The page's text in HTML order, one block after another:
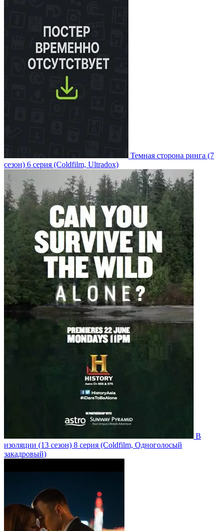
Темная сторона ринга (7
сезон) 6 серия (Coldfilm, Ultradox)
В
изоляции (13 сезон) 8 серия (Coldfilm, Одноголосый
закадровый)